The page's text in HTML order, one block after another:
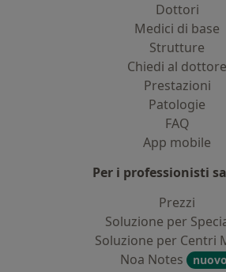
Dottori
Medici di base
Strutture
Chiedi al dottore
Prestazioni
Patologie
FAQ
App mobile
Per i professionisti
Prezzi
Soluzione per
Soluzione per Centri
Noa Notes
nuovo